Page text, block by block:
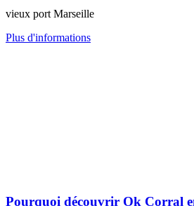
vieux port Marseille
Plus d'informations
Pourquoi découvrir Ok Corral